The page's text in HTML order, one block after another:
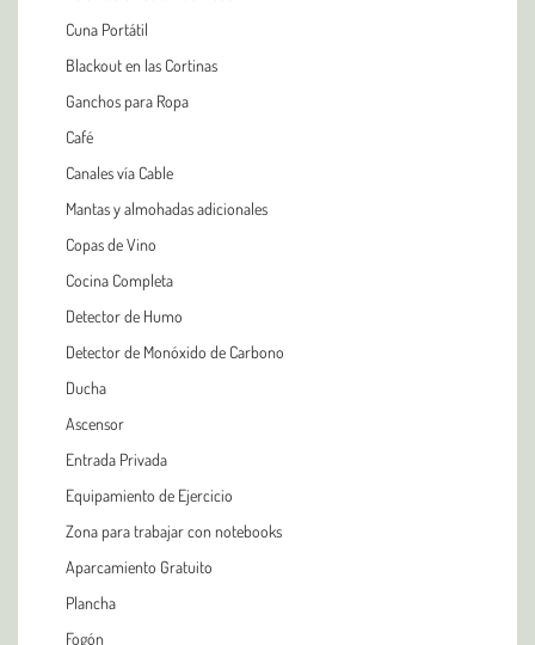
Cuna Portátil
Blackout en las Cortinas
Ganchos para Ropa
Café
Canales vía Cable
Mantas y almohadas adicionales
Copas de Vino
Cocina Completa
Detector de Humo
Detector de Monóxido de Carbono
Ducha
Ascensor
Entrada Privada
Equipamiento de Ejercicio
Zona para trabajar con notebooks
Aparcamiento Gratuito
Plancha
Fogón